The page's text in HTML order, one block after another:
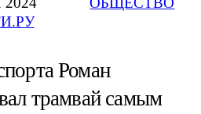
Роман
трамвай самым